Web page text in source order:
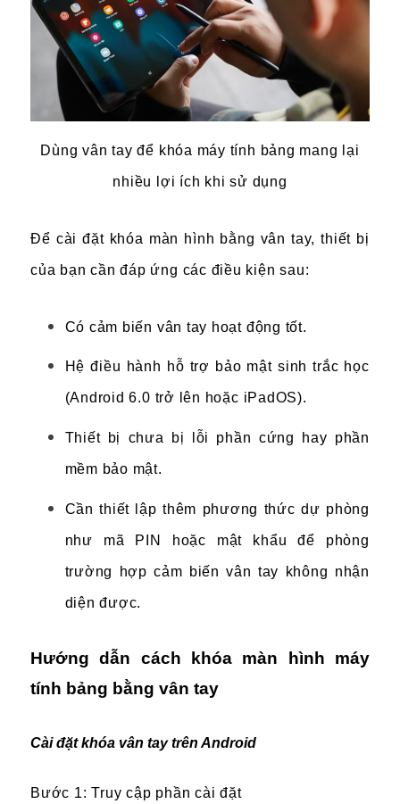
Dùng vân tay để khóa máy tính bảng mang lại
nhiều lợi ích khi sử dụng
Để cài đặt khóa màn hình bằng vân tay, thiết bị
của bạn cần đáp ứng các điều kiện sau:
Có cảm biến vân tay hoạt động tốt.
Hệ điều hành hỗ trợ bảo mật sinh trắc học
(Android 6.0 trở lên hoặc iPadOS).
Thiết bị chưa bị lỗi phần cứng hay phần
mềm bảo mật.
Cần thiết lập thêm phương thức dự phòng
như mã PIN hoặc mật khẩu để phòng
trường hợp cảm biến vân tay không nhận
diện được.
Hướng dẫn cách khóa màn hình máy
tính bảng bằng vân tay
Cài đặt khóa vân tay trên Android
Bước 1: Truy cập phần cài đặt